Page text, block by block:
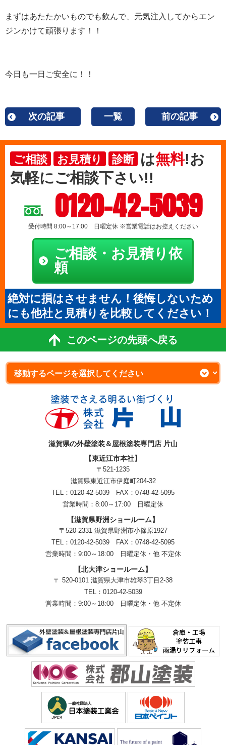
まずはあたたかいものでも飲んで、元気注入してからエン
ジンかけて頑張ります！！
今日も一日ご安全に！！
次の記事 一覧 前の記事
ご相談 お見積り 診断 は無料!お
気軽にご相談下さい!!
0120-42-5039
受付時間 8:00～17:00 日曜定休 ※営業電話はお控えください
ご相談・お見積り依
頼
絶対に損はさせません！後悔しないため
にも他社と見積りを比較してください！
このページの先頭へ戻る
滋賀県の外壁塗装＆屋根塗装専門店 片山
【東近江市本社】
〒521-1235
滋賀県東近江市伊庭町204-32
TEL：0120-42-5039 FAX：0748-42-5095
営業時間：8:00～17:00 日曜定休
【滋賀県野洲ショールーム】
〒520-2331 滋賀県野洲市小篠原1927
TEL： 0120-42-5039 FAX：0748-42-5095
営業時間：9:00～18:00
日曜定休・他 不定休
【北大津ショールーム】
〒 520-0101 滋賀県大津市雄琴3丁目2-38
TEL： 0120-42-5039
営業時間：9:00～18:00
日曜定休・他 不定休